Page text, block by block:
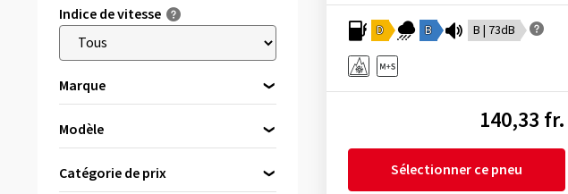
Indice de vitesse
Marque
Apollo
(1)
Modèle
Catégorie de prix
D B B | 73dB
140,33 fr.
Sélectionner ce pneu